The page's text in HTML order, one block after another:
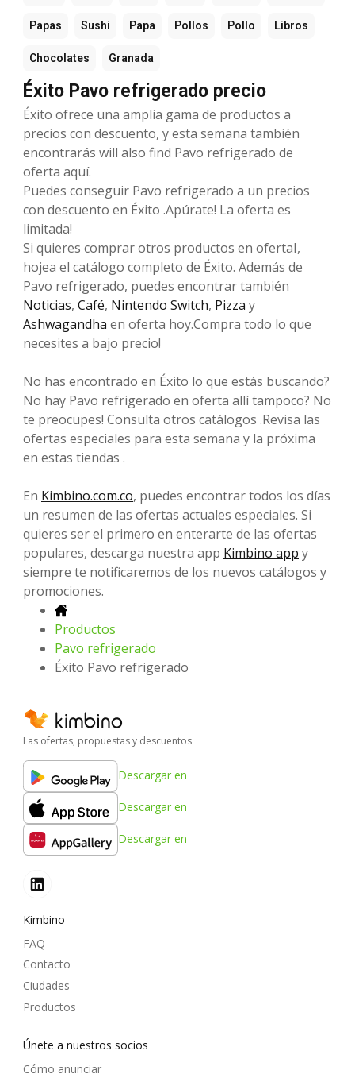
Papas Sushi Papa Pollos Pollo Libros
Chocolates Granada
Éxito Pavo refrigerado precio
Éxito ofrece una amplia gama de productos a
precios con descuento, y esta semana también
encontrarás will also find Pavo refrigerado de
oferta aquí.
Puedes conseguir Pavo refrigerado a un precios
con descuento en Éxito .Apúrate! La oferta es
limitada!
Si quieres comprar otros productos en ofertaI,
hojea el catálogo completo de Éxito. Además de
Pavo refrigerado, puedes encontrar también
Noticias, Café, Nintendo Switch, Pizza y
Ashwagandha en oferta hoy.Compra todo lo que
necesites a bajo precio!
No has encontrado en Éxito lo que estás buscando?
No hay Pavo refrigerado en oferta allí tampoco? No
te preocupes! Consulta otros catálogos .Revisa las
ofertas especiales para esta semana y la próxima
en estas tiendas .
En Kimbino.com.co, puedes encontrar todos los días
un resumen de las ofertas actuales especiales. Si
quieres ser el primero en enterarte de las ofertas
populares, descarga nuestra app Kimbino app y
siempre te notificaremos de los nuevos catálogos y
promociones.
Productos
Pavo refrigerado
Éxito Pavo refrigerado
Las ofertas, propuestas y descuentos
Descargar en
Descargar en
Descargar en
Kimbino
FAQ
Contacto
Ciudades
Productos
Únete a nuestros socios
Cómo anunciar